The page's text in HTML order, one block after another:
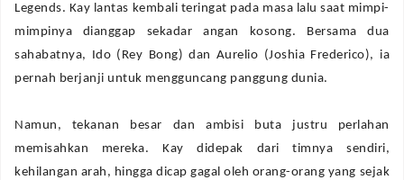
Legends. Kay lantas kembali teringat pada masa lalu saat mimpi-
mimpinya dianggap sekadar angan kosong. Bersama dua
sahabatnya, Ido (Rey Bong) dan Aurelio (Joshia Frederico), ia
pernah berjanji untuk mengguncang panggung dunia.
Namun, tekanan besar dan ambisi buta justru perlahan
memisahkan mereka. Kay didepak dari timnya sendiri,
kehilangan arah, hingga dicap gagal oleh orang-orang yang sejak